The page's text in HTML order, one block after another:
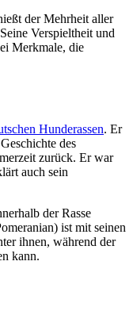
der Mehrheit aller
Verspieltheit und
Merkmale, die
Hunderassen. Er
des
zurück. Er war
auch sein
der Rasse
ist mit seinen
ihnen, während der
kann.